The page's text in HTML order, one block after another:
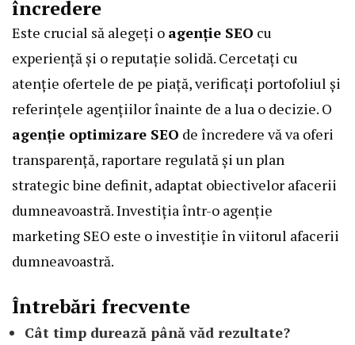
încredere
Este crucial să alegeți o agenție SEO cu
experiență și o reputație solidă. Cercetați cu
atenție ofertele de pe piață, verificați portofoliul și
referințele agențiilor înainte de a lua o decizie. O
agenție optimizare SEO de încredere vă va oferi
transparență, raportare regulată și un plan
strategic bine definit, adaptat obiectivelor afacerii
dumneavoastră. Investiția într-o agenție
marketing SEO este o investiție în viitorul afacerii
dumneavoastră.
Întrebări frecvente
Cât timp durează până văd rezultate?